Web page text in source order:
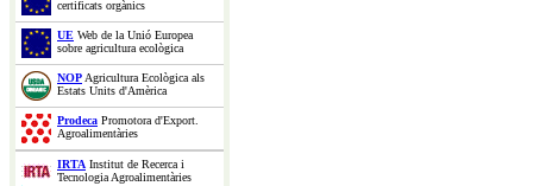
certificats orgànics
UE Web de la Unió Europea
sobre agricultura ecològica
NOPAgricultura Ecològica als
Estats Units d'Amèrica
Prodeca Promotora d'Export.
Agroalimentàries
IRTA Institut de Recerca i
Tecnologia Agroalimentàries